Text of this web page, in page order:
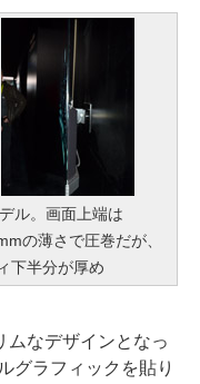
ル。画面上端は
の薄さで圧巻だが、
下半分が厚め
なデザインとなっ
グラフィックを貼り